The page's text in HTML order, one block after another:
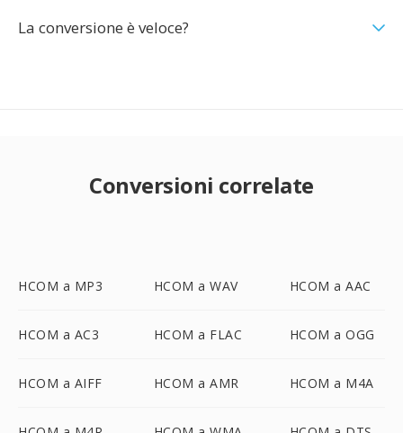
La conversione è veloce?
Conversioni correlate
HCOM a MP3 HCOM a WAV HCOM a AAC
HCOM a AC3 HCOM a FLAC HCOM a OGG
HCOM a AIFF HCOM a AMR HCOM a M4A